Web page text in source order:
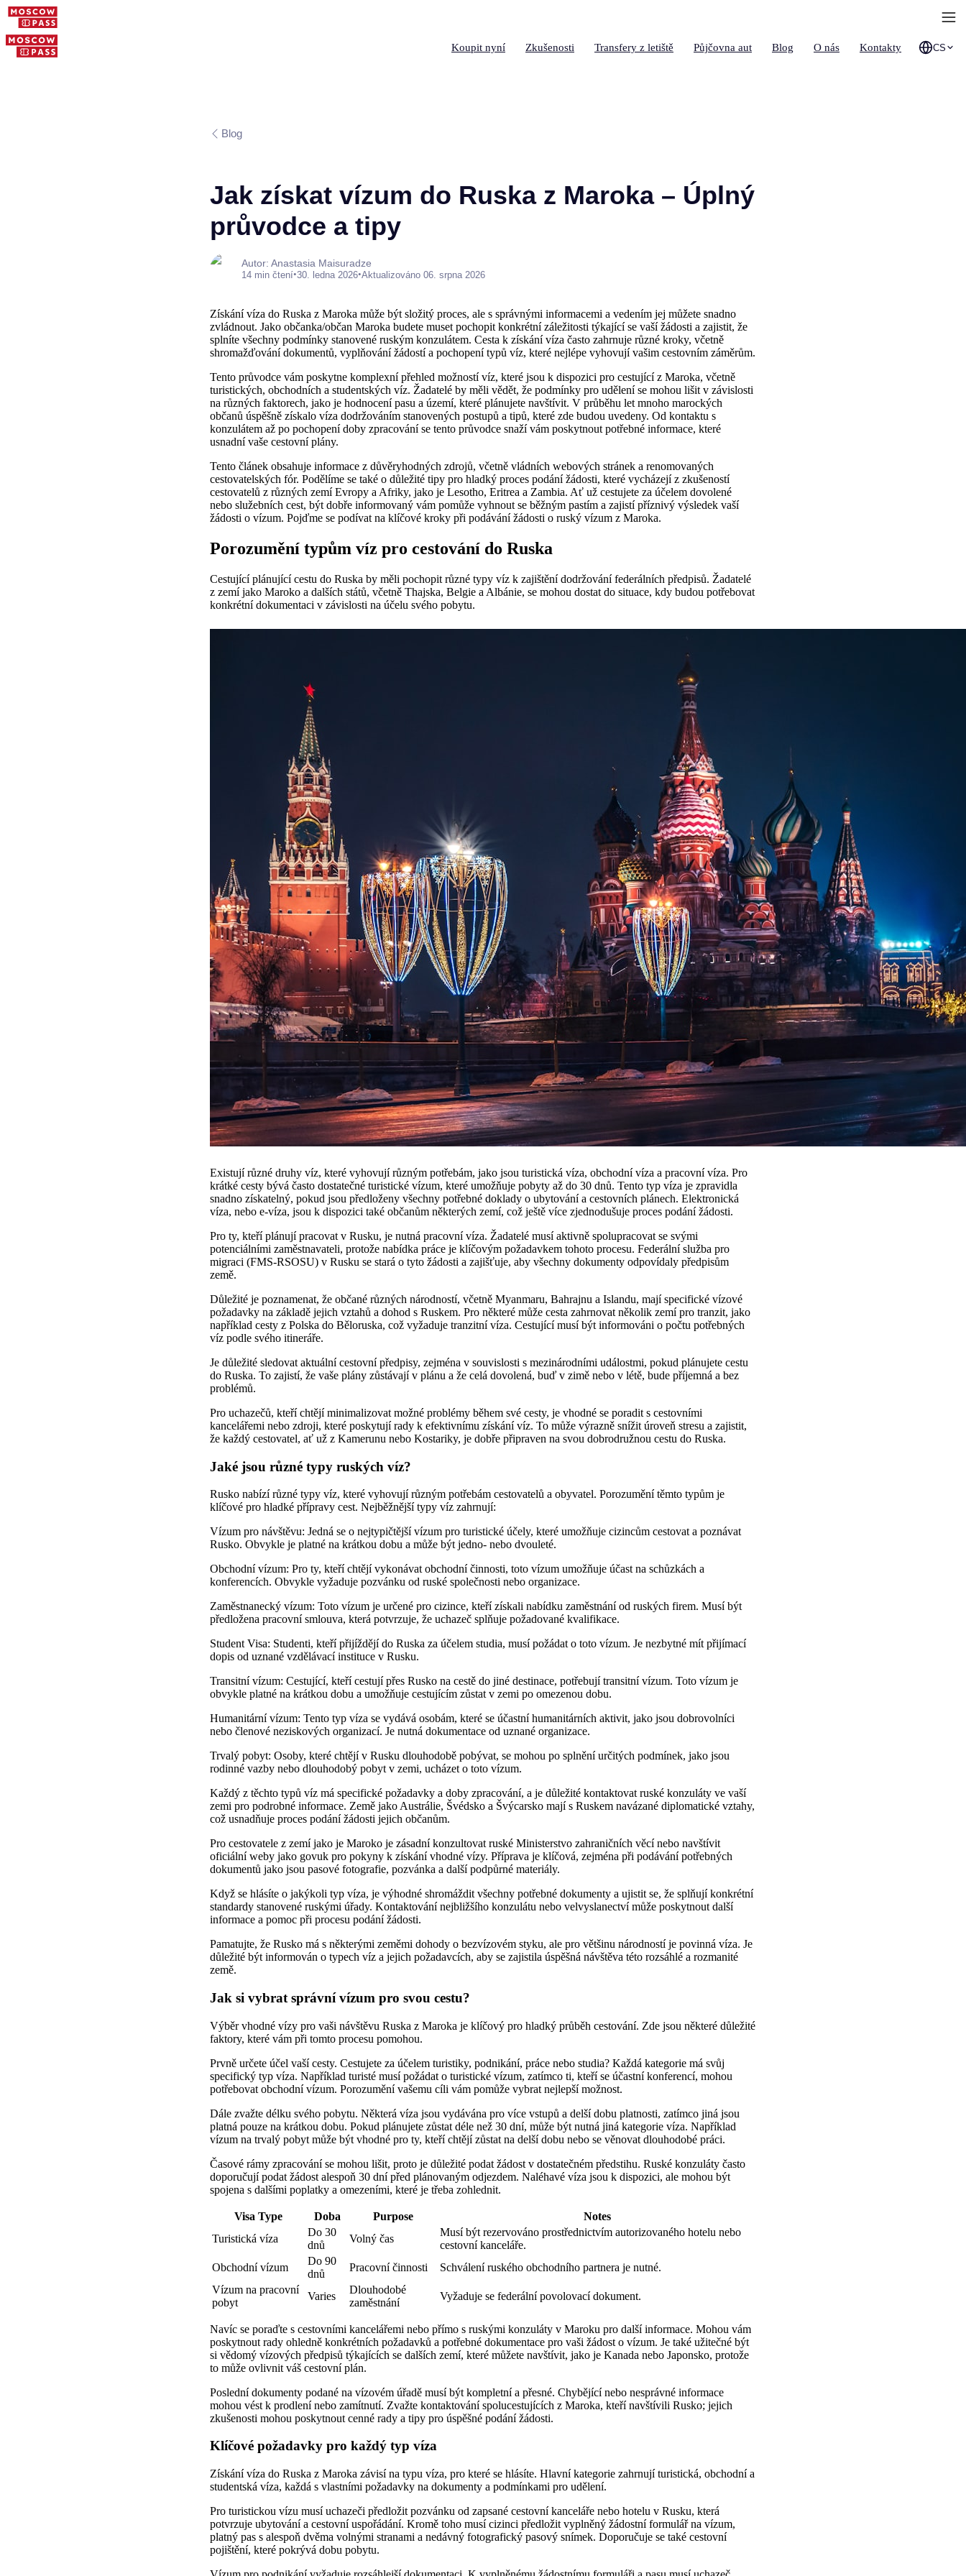
Koupit nyní Zkušenosti Transfery z letiště Půjčovna aut Blog O nás Kontakty CS
Blog
Jak získat vízum do Ruska z Maroka – Úplný
průvodce a tipy
Autor: Anastasia Maisuradze
14 min čtení•30. ledna 2026•Aktualizováno 06. srpna 2026
Získání víza do Ruska z Maroka může být složitý proces, ale s správnými informacemi a vedením jej můžete snadno
zvládnout. Jako občanka/občan Maroka budete muset pochopit konkrétní záležitosti týkající se vaší žádosti a zajistit, že
splníte všechny podmínky stanovené ruským konzulátem. Cesta k získání víza často zahrnuje různé kroky, včetně
shromažďování dokumentů, vyplňování žádostí a pochopení typů víz, které nejlépe vyhovují vašim cestovním záměrům.
Tento průvodce vám poskytne komplexní přehled možností víz, které jsou k dispozici pro cestující z Maroka, včetně
turistických, obchodních a studentských víz. Žadatelé by měli vědět, že podmínky pro udělení se mohou lišit v závislosti
na různých faktorech, jako je hodnocení pasu a území, které plánujete navštívit. V průběhu let mnoho marockých
občanů úspěšně získalo víza dodržováním stanovených postupů a tipů, které zde budou uvedeny. Od kontaktu s
konzulátem až po pochopení doby zpracování se tento průvodce snaží vám poskytnout potřebné informace, které
usnadní vaše cestovní plány.
Tento článek obsahuje informace z důvěryhodných zdrojů, včetně vládních webových stránek a renomovaných
cestovatelských fór. Podělíme se také o důležité tipy pro hladký proces podání žádosti, které vycházejí z zkušeností
cestovatelů z různých zemí Evropy a Afriky, jako je Lesotho, Eritrea a Zambia. Ať už cestujete za účelem dovolené
nebo služebních cest, být dobře informovaný vám pomůže vyhnout se běžným pastím a zajistí příznivý výsledek vaší
žádosti o vízum. Pojďme se podívat na klíčové kroky při podávání žádosti o ruský vízum z Maroka.
Porozumění typům víz pro cestování do Ruska
Cestující plánující cestu do Ruska by měli pochopit různé typy víz k zajištění dodržování federálních předpisů. Žadatelé
z zemí jako Maroko a dalších států, včetně Thajska, Belgie a Albánie, se mohou dostat do situace, kdy budou potřebovat
konkrétní dokumentaci v závislosti na účelu svého pobytu.
Existují různé druhy víz, které vyhovují různým potřebám, jako jsou turistická víza, obchodní víza a pracovní víza. Pro
krátké cesty bývá často dostatečné turistické vízum, které umožňuje pobyty až do 30 dnů. Tento typ víza je zpravidla
snadno získatelný, pokud jsou předloženy všechny potřebné doklady o ubytování a cestovních plánech. Elektronická
víza, nebo e-víza, jsou k dispozici také občanům některých zemí, což ještě více zjednodušuje proces podání žádosti.
Pro ty, kteří plánují pracovat v Rusku, je nutná pracovní víza. Žadatelé musí aktivně spolupracovat se svými
potenciálními zaměstnavateli, protože nabídka práce je klíčovým požadavkem tohoto procesu. Federální služba pro
migraci (FMS-RSOSU) v Rusku se stará o tyto žádosti a zajišťuje, aby všechny dokumenty odpovídaly předpisům
země.
Důležité je poznamenat, že občané různých národností, včetně Myanmaru, Bahrajnu a Islandu, mají specifické vízové
požadavky na základě jejich vztahů a dohod s Ruskem. Pro některé může cesta zahrnovat několik zemí pro tranzit, jako
například cesty z Polska do Běloruska, což vyžaduje tranzitní víza. Cestující musí být informováni o počtu potřebných
víz podle svého itineráře.
Je důležité sledovat aktuální cestovní předpisy, zejména v souvislosti s mezinárodními událostmi, pokud plánujete cestu
do Ruska. To zajistí, že vaše plány zůstávají v plánu a že celá dovolená, buď v zimě nebo v létě, bude příjemná a bez
problémů.
Pro uchazečů, kteří chtějí minimalizovat možné problémy během své cesty, je vhodné se poradit s cestovními
kancelářemi nebo zdroji, které poskytují rady k efektivnímu získání víz. To může výrazně snížit úroveň stresu a zajistit,
že každý cestovatel, ať už z Kamerunu nebo Kostariky, je dobře připraven na svou dobrodružnou cestu do Ruska.
Jaké jsou různé typy ruských víz?
Rusko nabízí různé typy víz, které vyhovují různým potřebám cestovatelů a obyvatel. Porozumění těmto typům je
klíčové pro hladké přípravy cest. Nejběžnější typy víz zahrnují:
Vízum pro návštěvu: Jedná se o nejtypičtější vízum pro turistické účely, které umožňuje cizincům cestovat a poznávat
Rusko. Obvykle je platné na krátkou dobu a může být jedno- nebo dvouleté.
Obchodní vízum: Pro ty, kteří chtějí vykonávat obchodní činnosti, toto vízum umožňuje účast na schůzkách a
konferencích. Obvykle vyžaduje pozvánku od ruské společnosti nebo organizace.
Zaměstnanecký vízum: Toto vízum je určené pro cizince, kteří získali nabídku zaměstnání od ruských firem. Musí být
předložena pracovní smlouva, která potvrzuje, že uchazeč splňuje požadované kvalifikace.
Student Visa: Studenti, kteří přijíždějí do Ruska za účelem studia, musí požádat o toto vízum. Je nezbytné mít přijímací
dopis od uznané vzdělávací instituce v Rusku.
Transitní vízum: Cestující, kteří cestují přes Rusko na cestě do jiné destinace, potřebují transitní vízum. Toto vízum je
obvykle platné na krátkou dobu a umožňuje cestujícím zůstat v zemi po omezenou dobu.
Humanitární vízum: Tento typ víza se vydává osobám, které se účastní humanitárních aktivit, jako jsou dobrovolníci
nebo členové neziskových organizací. Je nutná dokumentace od uznané organizace.
Trvalý pobyt: Osoby, které chtějí v Rusku dlouhodobě pobývat, se mohou po splnění určitých podmínek, jako jsou
rodinné vazby nebo dlouhodobý pobyt v zemi, ucházet o toto vízum.
Každý z těchto typů víz má specifické požadavky a doby zpracování, a je důležité kontaktovat ruské konzuláty ve vaší
zemi pro podrobné informace. Země jako Austrálie, Švédsko a Švýcarsko mají s Ruskem navázané diplomatické vztahy,
což usnadňuje proces podání žádosti jejich občanům.
Pro cestovatele z zemí jako je Maroko je zásadní konzultovat ruské Ministerstvo zahraničních věcí nebo navštívit
oficiální weby jako govuk pro pokyny k získání vhodné vízy. Příprava je klíčová, zejména při podávání potřebných
dokumentů jako jsou pasové fotografie, pozvánka a další podpůrné materiály.
Když se hlásíte o jakýkoli typ víza, je výhodné shromáždit všechny potřebné dokumenty a ujistit se, že splňují konkrétní
standardy stanovené ruskými úřady. Kontaktování nejbližšího konzulátu nebo velvyslanectví může poskytnout další
informace a pomoc při procesu podání žádosti.
Pamatujte, že Rusko má s některými zeměmi dohody o bezvízovém styku, ale pro většinu národností je povinná víza. Je
důležité být informován o typech víz a jejich požadavcích, aby se zajistila úspěšná návštěva této rozsáhlé a rozmanité
země.
Jak si vybrat správní vízum pro svou cestu?
Výběr vhodné vízy pro vaši návštěvu Ruska z Maroka je klíčový pro hladký průběh cestování. Zde jsou některé důležité
faktory, které vám při tomto procesu pomohou.
Prvně určete účel vaší cesty. Cestujete za účelem turistiky, podnikání, práce nebo studia? Každá kategorie má svůj
specifický typ víza. Například turisté musí požádat o turistické vízum, zatímco ti, kteří se účastní konferencí, mohou
potřebovat obchodní vízum. Porozumění vašemu cíli vám pomůže vybrat nejlepší možnost.
Dále zvažte délku svého pobytu. Některá víza jsou vydávána pro více vstupů a delší dobu platnosti, zatímco jiná jsou
platná pouze na krátkou dobu. Pokud plánujete zůstat déle než 30 dní, může být nutná jiná kategorie víza. Například
vízum na trvalý pobyt může být vhodné pro ty, kteří chtějí zůstat na delší dobu nebo se věnovat dlouhodobé práci.
Časové rámy zpracování se mohou lišit, proto je důležité podat žádost v dostatečném předstihu. Ruské konzuláty často
doporučují podat žádost alespoň 30 dní před plánovaným odjezdem. Naléhavé víza jsou k dispozici, ale mohou být
spojena s dalšími poplatky a omezeními, které je třeba zohlednit.
Visa Type Doba Purpose
Notes
Turistická víza
Do 30
dnů
Volný čas
Musí být rezervováno prostřednictvím autorizovaného hotelu nebo
cestovní kanceláře.
Obchodní vízum
Do 90
dnů
Pracovní činnosti
Schválení ruského obchodního partnera je nutné.
Vízum na pracovní
pobyt
Varies
Dlouhodobé
zaměstnání
Vyžaduje se federální povolovací dokument.
Navíc se poraďte s cestovními kancelářemi nebo přímo s ruskými konzuláty v Maroku pro další informace. Mohou vám
poskytnout rady ohledně konkrétních požadavků a potřebné dokumentace pro vaši žádost o vízum. Je také užitečné být
si vědomý vízových předpisů týkajících se dalších zemí, které můžete navštívit, jako je Kanada nebo Japonsko, protože
to může ovlivnit váš cestovní plán.
Poslední dokumenty podané na vízovém úřadě musí být kompletní a přesné. Chybějící nebo nesprávné informace
mohou vést k prodlení nebo zamítnutí. Zvažte kontaktování spolucestujících z Maroka, kteří navštívili Rusko; jejich
zkušenosti mohou poskytnout cenné rady a tipy pro úspěšné podání žádosti.
Klíčové požadavky pro každý typ víza
Získání víza do Ruska z Maroka závisí na typu víza, pro které se hlásíte. Hlavní kategorie zahrnují turistická, obchodní a
studentská víza, každá s vlastními požadavky na dokumenty a podmínkami pro udělení.
Pro turistickou vízu musí uchazeči předložit pozvánku od zapsané cestovní kanceláře nebo hotelu v Rusku, která
potvrzuje ubytování a cestovní uspořádání. Kromě toho musí cizinci předložit vyplněný žádostní formulář na vízum,
platný pas s alespoň dvěma volnými stranami a nedávný fotografický pasový snímek. Doporučuje se také cestovní
pojištění, které pokrývá dobu pobytu.